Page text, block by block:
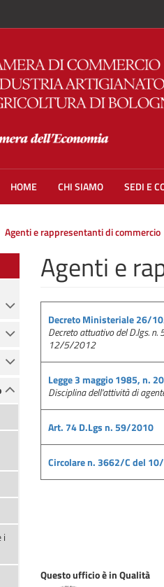
HOME CHI SIAMO SEDI E
Agenti e rappresentanti di commercio
i
Agenti e
Decreto Ministeriale 26/
Decreto attuativo del D.lgs.
12/5/2012
Legge 3 maggio 1985, n.
Disciplina dell'attività di
Art. 74 D.Lgs n. 59/2010
Circolare n. 3662/C del
Questo ufficio è in Qualità